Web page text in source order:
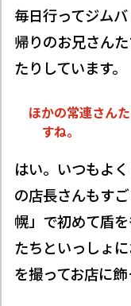
毎日行ってジム
帰りのお兄さん
たりしています。
ほかの常連さん
すね。
はい。いつもよ
の店長さんもす
幌」で初めて盾
たちといっしょ
を撮ってお店に飾